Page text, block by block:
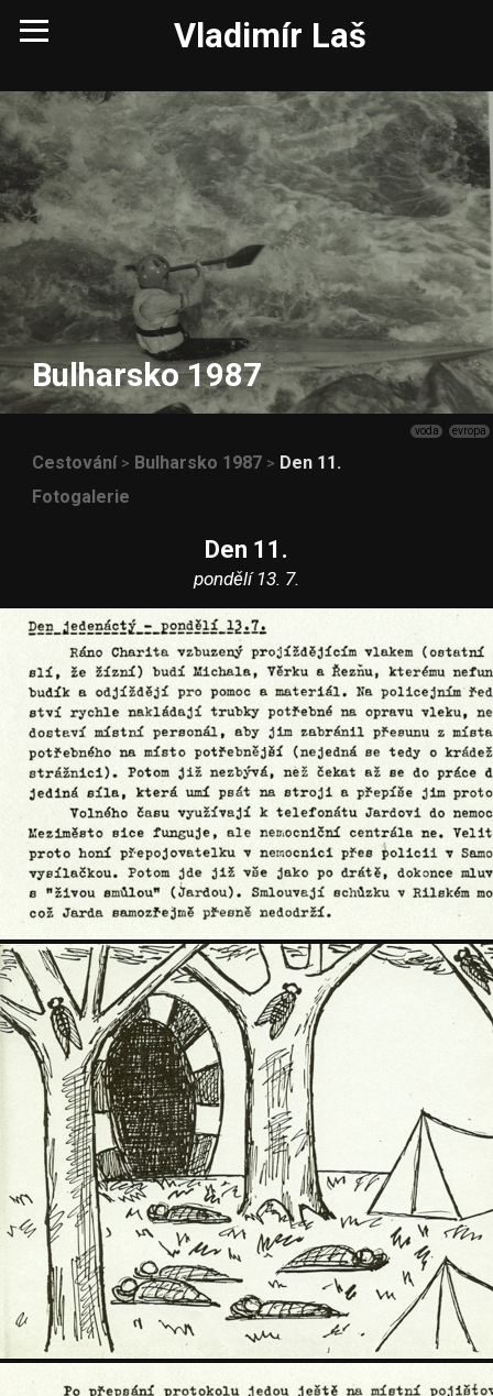
Vladimír Laš
Bulharsko 1987
voda evropa
Cestování> Bulharsko 1987 > Den 11.
Fotogalerie
Den 11.
pondělí 13. 7.